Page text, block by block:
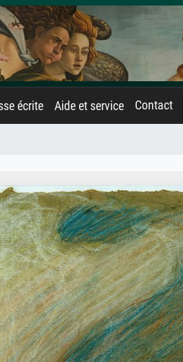
écrite Aide et service Contact